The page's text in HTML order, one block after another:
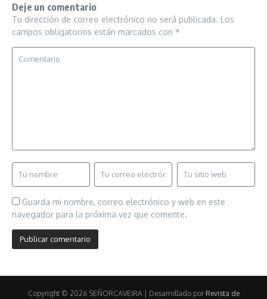
Deje un comentario
Tu dirección de correo electrónico no será publicada. Los
campos obligatorios están marcados con *
Guarda mi nombre, correo electrónico y web en este
navegador para la próxima vez que comente.
Copyright © 2026 SEÑORCAVEIRA | Desarrollado por Revista de